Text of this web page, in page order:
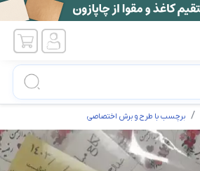
برچسب با طرح و برش اختصاصی